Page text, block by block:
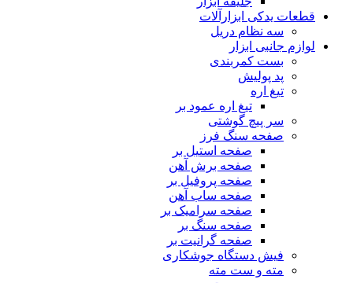
قطعات یدکی ابزارآلات
سه نظام دریل
لوازم جانبی ابزار
بست کمربندی
پد پولیش
تیغ اره
تیغ اره عمود بر
سر پیچ گوشتی
صفحه سنگ فرز
صفحه استیل بر
صفحه برش آهن
صفحه پروفیل بر
صفحه ساب آهن
صفحه سرامیک بر
صفحه سنگ بر
صفحه گرانیت بر
فیش دستگاه جوشکاری
مته و ست مته